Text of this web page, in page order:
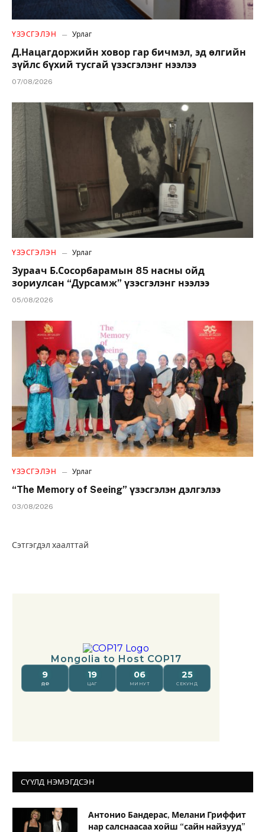
ҮЗЭСГЭЛЭН Урлаг
Д.Нацагдоржийн ховор гар бичмэл, эд өлгийн
зүйлс бүхий тусгай үзэсгэлэнг нээлээ
07/08/2026
ҮЗЭСГЭЛЭН Урлаг
Зураач Б.Сосорбарамын 85 насны ойд
зориулсан “Дурсамж” үзэсгэлэнг нээлээ
05/08/2026
ҮЗЭСГЭЛЭН Урлаг
“The Memory of Seeing” үзэсгэлэн дэлгэлээ
03/08/2026
Сэтгэгдэл хаалттай
СҮҮЛД НЭМЭГДСЭН
Антонио Бандерас, Мелани Гриффит
нар салснаасаа хойш “сайн найзууд”